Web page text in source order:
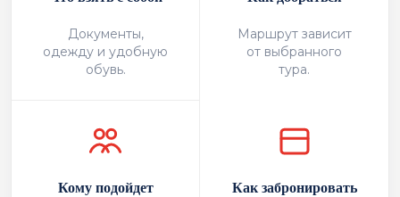
Документы,
одежду и удобную
обувь.
Маршрут зависит
от выбранного
тура.
Кому подойдет Как забронировать